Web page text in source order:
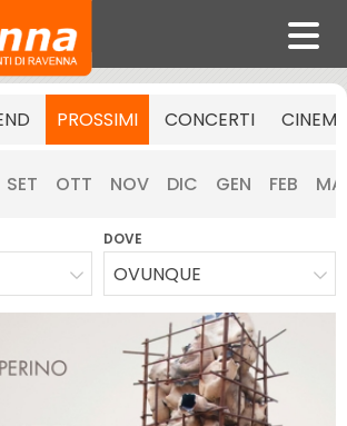
PROSSIMI CONCERTI
SET OTT NOV DIC GEN FEB
DOVE
OVUNQUE